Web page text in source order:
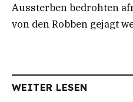
Aussterben bedrohten
von den Robben gejagt
WEITER LESEN